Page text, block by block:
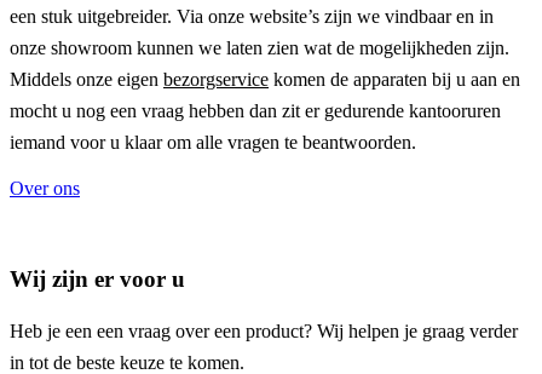
een stuk uitgebreider. Via onze website’s zijn we vindbaar en in
onze showroom kunnen we laten zien wat de mogelijkheden zijn.
Middels onze eigen bezorgservice komen de apparaten bij u aan en
mocht u nog een vraag hebben dan zit er gedurende kantooruren
iemand voor u klaar om alle vragen te beantwoorden.
Over ons
Wij zijn er voor u
Heb je een een vraag over een product? Wij helpen je graag verder
in tot de beste keuze te komen.